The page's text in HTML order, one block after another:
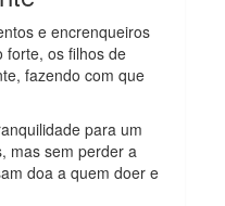
e encrenqueiros
forte, os filhos de
fazendo com que
para um
mas sem perder a
doa a quem doer e